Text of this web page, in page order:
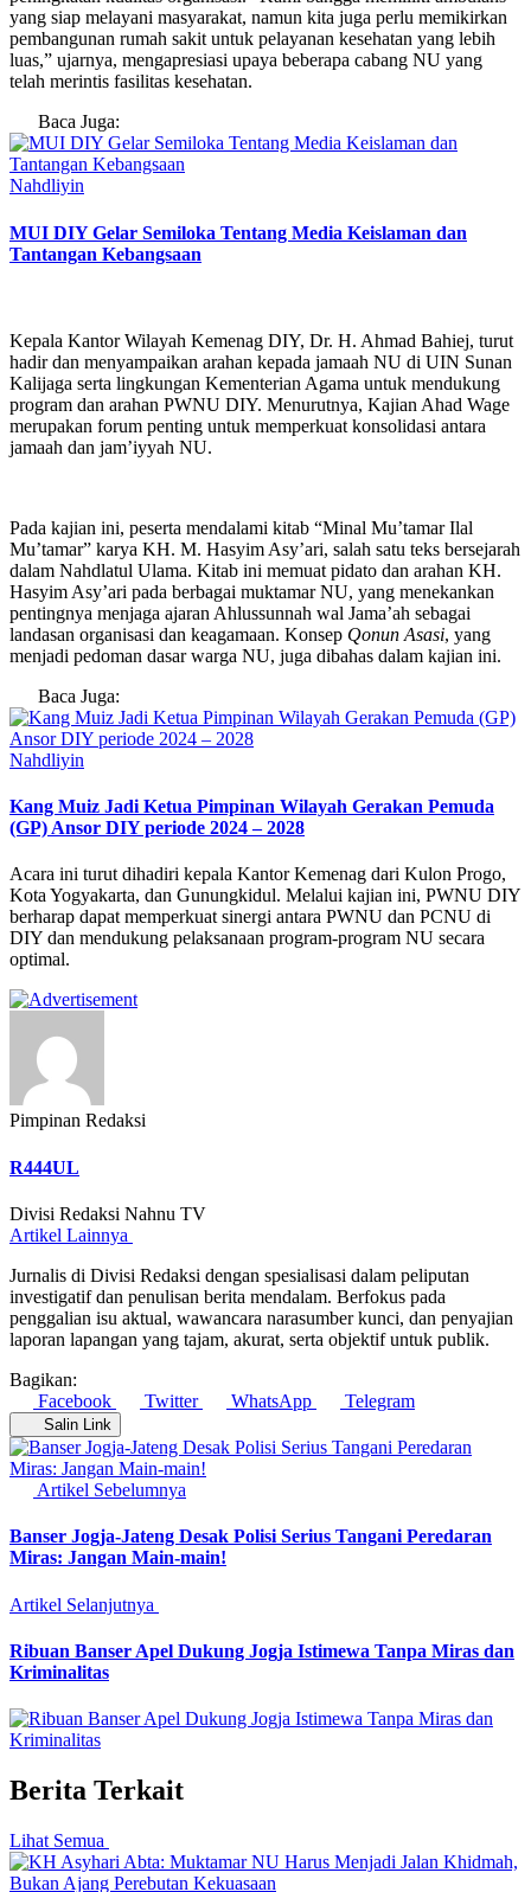
yang siap melayani masyarakat, namun kita juga perlu memikirkan
pembangunan rumah sakit untuk pelayanan kesehatan yang lebih
luas,” ujarnya, mengapresiasi upaya beberapa cabang NU yang
telah merintis fasilitas kesehatan.
Baca Juga:
Nahdliyin
MUI DIY Gelar Semiloka Tentang Media Keislaman dan
Tantangan Kebangsaan
Kepala Kantor Wilayah Kemenag DIY, Dr. H. Ahmad Bahiej, turut
hadir dan menyampaikan arahan kepada jamaah NU di UIN Sunan
Kalijaga serta lingkungan Kementerian Agama untuk mendukung
program dan arahan PWNU DIY. Menurutnya, Kajian Ahad Wage
merupakan forum penting untuk memperkuat konsolidasi antara
jamaah dan jam’iyyah NU.
Pada kajian ini, peserta mendalami kitab “Minal Mu’tamar Ilal
Mu’tamar” karya KH. M. Hasyim Asy’ari, salah satu teks bersejarah
dalam Nahdlatul Ulama. Kitab ini memuat pidato dan arahan KH.
Hasyim Asy’ari pada berbagai muktamar NU, yang menekankan
pentingnya menjaga ajaran Ahlussunnah wal Jama’ah sebagai
landasan organisasi dan keagamaan. Konsep Qonun Asasi, yang
menjadi pedoman dasar warga NU, juga dibahas dalam kajian ini.
Baca Juga:
Nahdliyin
Kang Muiz Jadi Ketua Pimpinan Wilayah Gerakan Pemuda
(GP) Ansor DIY periode 2024 – 2028
Acara ini turut dihadiri kepala Kantor Kemenag dari Kulon Progo,
Kota Yogyakarta, dan Gunungkidul. Melalui kajian ini, PWNU DIY
berharap dapat memperkuat sinergi antara PWNU dan PCNU di
DIY dan mendukung pelaksanaan program-program NU secara
optimal.
Pimpinan Redaksi
R444UL
Divisi Redaksi Nahnu TV
Artikel Lainnya
Jurnalis di Divisi Redaksi dengan spesialisasi dalam peliputan
investigatif dan penulisan berita mendalam. Berfokus pada
penggalian isu aktual, wawancara narasumber kunci, dan penyajian
laporan lapangan yang tajam, akurat, serta objektif untuk publik.
Bagikan:
Facebook
Twitter WhatsApp Telegram
Salin Link
Artikel Sebelumnya
Banser Jogja-Jateng Desak Polisi Serius Tangani Peredaran
Miras: Jangan Main-main!
Artikel Selanjutnya
Ribuan Banser Apel Dukung Jogja Istimewa Tanpa Miras dan
Kriminalitas
Berita Terkait
Lihat Semua